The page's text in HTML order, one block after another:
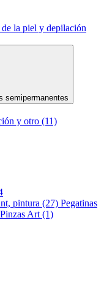
la piel y depilación
semipermanentes
y otro (11)
pintura (27) Pegatinas
Pinzas Art (1)